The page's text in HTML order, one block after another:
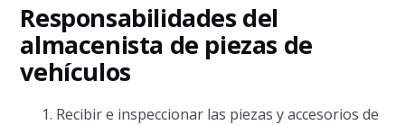
Responsabilidades del
almacenista de piezas de
vehículos
Recibir e inspeccionar las piezas y accesorios de